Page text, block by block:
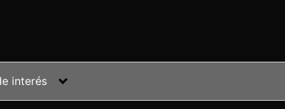
interés